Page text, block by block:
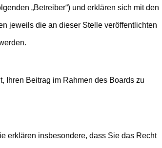
„Betreiber“) und erklären sich mit den
jeweils die an dieser Stelle veröffentlichten
Ihren Beitrag im Rahmen des Boards zu
erklären insbesondere, dass Sie das Recht